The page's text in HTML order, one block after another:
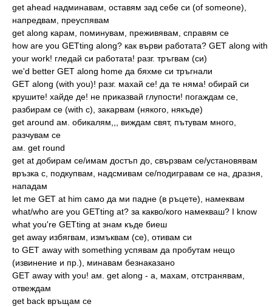
get ahead надминавам, оставям зад себе си (of someone),
напредвам, преуспявам
get along карам, поминувам, преживявам, справям се
how are you GETting along? как върви работата? GET along with
your work! гледай си работата! разг. тръгвам (си)
we'd better GET along home да бяхме си тръгнали
GET along (with you)! разг. махай се! да те няма! обирай си
крушите! хайде де! не приказвай глупости! погаждам се,
разбирам се (with с), закарвам (някого, някъде)
get around ам. обикалям,,, виждам свят, пътувам много,
разчувам се
ам. get round
get at добирам се/имам достъп до, свързвам се/установявам
връзка с, подкупвам, надсмивам се/подигравам се на, дразня,
нападам
let me GET at him само да ми падне (в ръцете), намеквам
what/who are you GETting at? за какво/кого намекваш? I know
what you're GETting at знам къде биеш
get away избягвам, измъквам (се), отивам си
to GET away with something успявам да пробутам нещо
(извинение и пр.), минавам безнаказано
GET away with you! ам. get along - a, махам, отстранявам,
отвеждам
get back връщам се